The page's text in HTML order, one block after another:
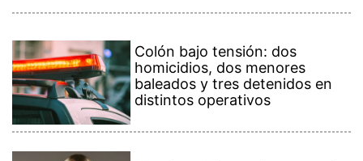
Colón bajo tensión: dos
homicidios, dos menores
baleados y tres detenidos en
distintos operativos